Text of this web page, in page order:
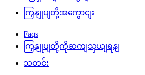
ကြှနျုပျတို့အကွောငျး
Faqs
ကြှနျုပျတို့ကိုဆကျသှယျရနျ
သတင်း